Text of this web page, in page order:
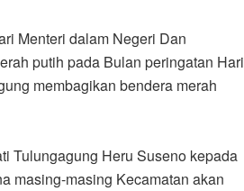
Menteri dalam Negeri Dan
putih pada Bulan peringatan Hari
membagikan bendera merah
Tulungagung Heru Suseno kepada
masing-masing Kecamatan akan